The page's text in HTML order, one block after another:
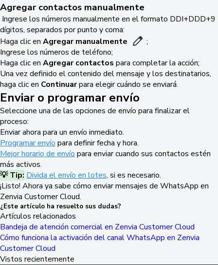
Agregar contactos manualmente
Ingrese los números manualmente en el formato DDI+DDD+9
dígitos, separados por punto y coma:
Haga clic en Agregar manualmente
;
Ingrese los números de teléfono;
Haga clic en Agregar contactos para completar la acción;
Una vez definido el contenido del mensaje y los destinatarios,
haga clic en Continuarpara elegir cuándo se enviará.
Enviar o programar envío
Seleccione una de las opciones de envío para finalizar el
proceso:
Enviar ahora para un envío inmediato.
Programar envío para definir fecha y hora.
Mejor horario de envío para enviar cuando sus contactos estén
más activos.
💡 Tip: Divida el envío en lotes, si es necesario.
¡Listo! Ahora ya sabe cómo enviar mensajes de WhatsApp en
Zenvia Customer Cloud.
¿Este artículo ha resuelto sus dudas?
Artículos relacionados
Bandeja de atención comercial en Zenvia Customer Cloud
Cómo funciona la activación del canal WhatsApp en Zenvia
Customer Cloud
Vistos recientemente